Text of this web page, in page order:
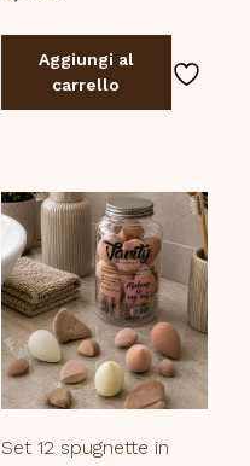
Aggiungi al
carrello
Set 12 spugnette in